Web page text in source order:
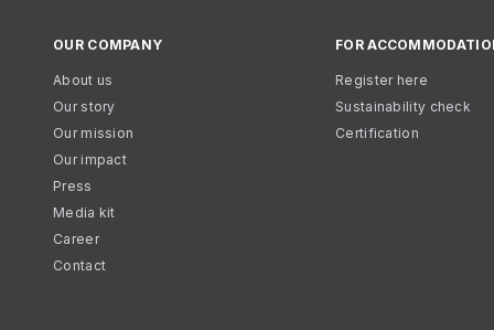
OUR COMPANY
About us
Our story
Our mission
Our impact
Press
Media kit
Career
Contact
FOR
Register here
Sustainability check
Certification